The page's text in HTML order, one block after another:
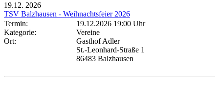
19.12. 2026
TSV Balzhausen - Weihnachtsfeier 2026
Termin:
19.12.2026 19:00 Uhr
Kategorie:
Vereine
Ort:
Gasthof Adler
St.-Leonhard-Straße 1
86483 Balzhausen